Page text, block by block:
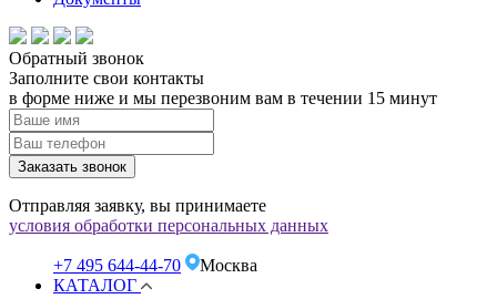
Обратный звонок
Заполните свои контакты
в форме ниже и мы перезвоним вам в течении 15 минут
Заказать звонок
Отправляя заявку, вы принимаете
условия обработки персональных данных
+7 495 644-44-70
Москва
КАТАЛОГ